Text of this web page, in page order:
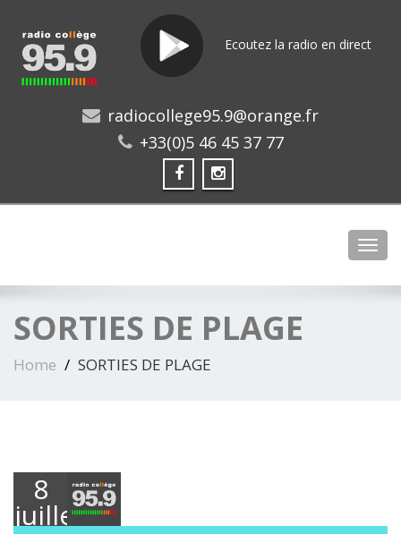
Ecoutez la radio en direct
radiocollege95.9@orange.fr
+33(0)5 46 45 37 77
SORTIES DE PLAGE
Home SORTIES DE PLAGE
8
juillet